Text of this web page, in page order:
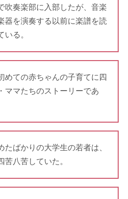
吹奏楽部に入部したが、音楽
器を演奏する以前に楽譜を読
る。
めての赤ちゃんの子育てに四
ママたちのストーリーであ
たばかりの大学生の若者は、
八苦していた。